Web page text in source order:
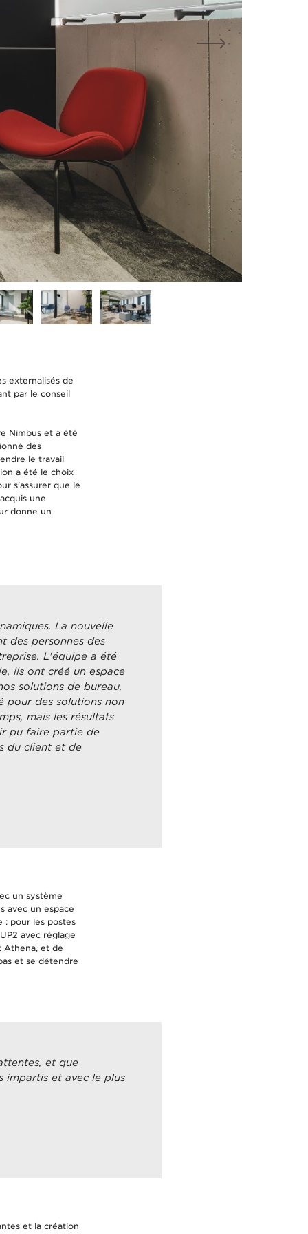
externalisés de
par le conseil
Nimbus et a été
des
le travail
a été le choix
s'assurer que le
une
donne un
La nouvelle
des personnes des
L'équipe a été
ils ont créé un espace
solutions de bureau.
pour des solutions non
mais les résultats
pu faire partie de
du client et de
un système
avec un espace
: pour les postes
avec réglage
Athena, et de
et se détendre
et que
impartis et avec le plus
et la création